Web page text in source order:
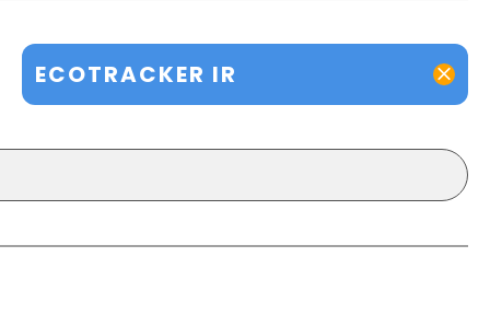
ECOTRACKER IR